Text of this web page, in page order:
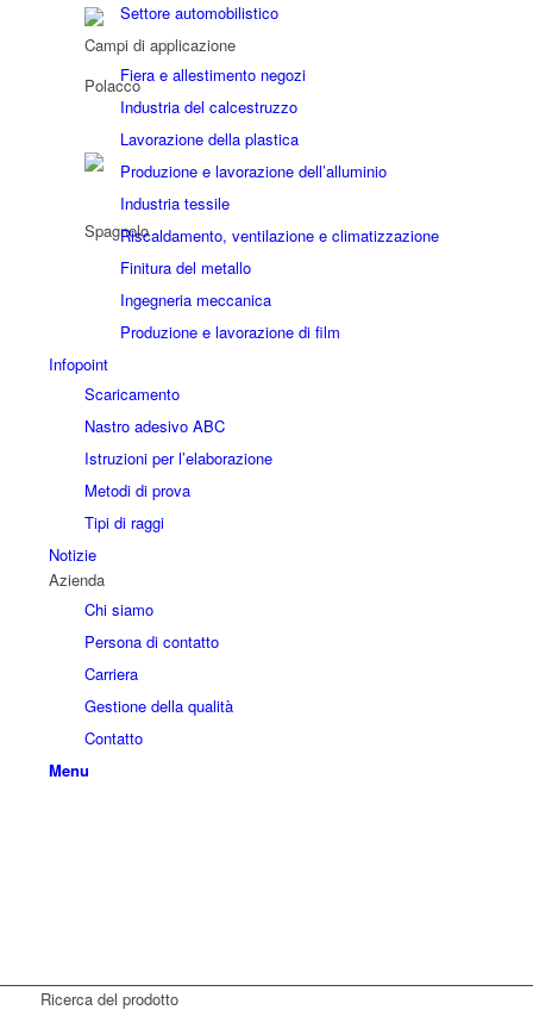
Settore automobilistico
Campi di applicazione
Fiera e allestimento negozi
Industria del calcestruzzo
Lavorazione della plastica
Produzione e lavorazione dell’alluminio
Industria tessile
Riscaldamento, ventilazione e climatizzazione
Finitura del metallo
Ingegneria meccanica
Produzione e lavorazione di film
Infopoint
Scaricamento
Nastro adesivo ABC
Istruzioni per l’elaborazione
Metodi di prova
Tipi di raggi
Notizie
Azienda
Chi siamo
Persona di contatto
Carriera
Gestione della qualità
Contatto
Menu
Ricerca del prodotto